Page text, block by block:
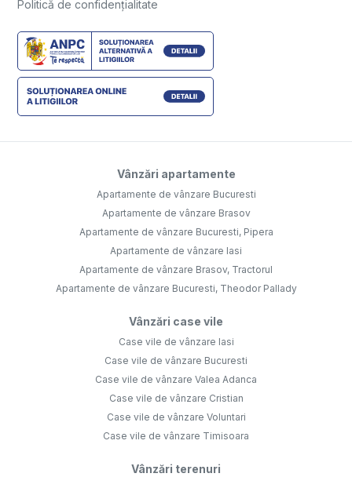
Politică de confidențialitate
Vânzări apartamente
Apartamente de vânzare Bucuresti
Apartamente de vânzare Brasov
Apartamente de vânzare Bucuresti, Pipera
Apartamente de vânzare Iasi
Apartamente de vânzare Brasov, Tractorul
Apartamente de vânzare Bucuresti, Theodor Pallady
Vânzări case vile
Case vile de vânzare Iasi
Case vile de vânzare Bucuresti
Case vile de vânzare Valea Adanca
Case vile de vânzare Cristian
Case vile de vânzare Voluntari
Case vile de vânzare Timisoara
Vânzări terenuri